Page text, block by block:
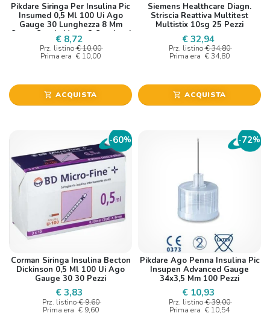
Pikdare Siringa Per Insulina Pic
Insumed 0,5 Ml 100 Ui Ago
Gauge 30 Lunghezza 8 Mm
Senza Spazio Morto 3 Sacchetti
Da 10 Pezzi
€ 8,72
Prz. listino € 10,00
Prima era € 10,00
shopping_cart ACQUISTA
Siemens Healthcare Diagn.
Striscia Reattiva Multitest
Multistix 10sg 25 Pezzi
€ 32,94
Prz. listino € 34,80
Prima era € 34,80
shopping_cart ACQUISTA
-60%
Corman Siringa Insulina Becton
Dickinson 0,5 Ml 100 Ui Ago
Gauge 30 30 Pezzi
€ 3,83
Prz. listino € 9,60
Prima era € 9,60
-72%
Pikdare Ago Penna Insulina Pic
Insupen Advanced Gauge
34x3,5 Mm 100 Pezzi
€ 10,93
Prz. listino € 39,00
Prima era € 10,54